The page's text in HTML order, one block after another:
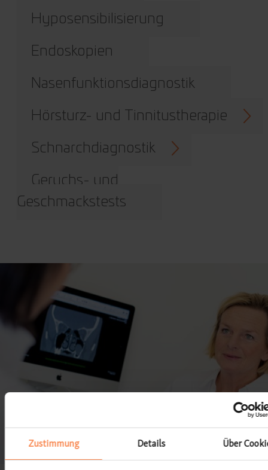
Zustimmung Details Über
Hyposensibilisierung
Endoskopien
Nasenfunktionsdiagnostik
Hörsturz- und Tinnitustherapie
Schnarchdiagnostik
Geruchs- und
Geschmackstests